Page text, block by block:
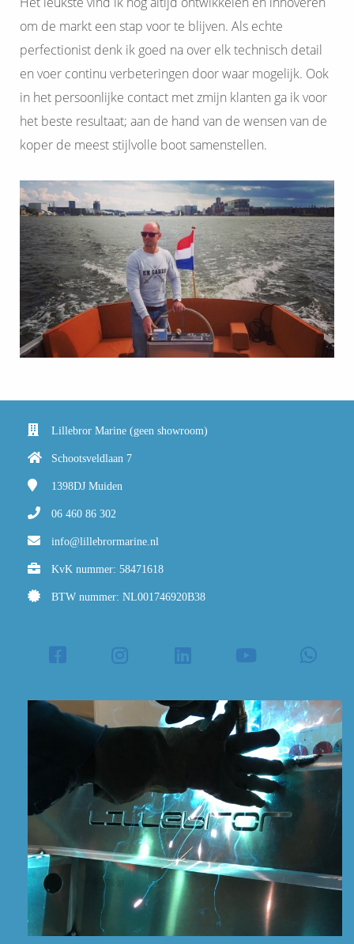
om de markt een stap voor te blijven. Als echte
perfectionist denk ik goed na over elk technisch detail
en voer continu verbeteringen door waar mogelijk. Ook
in het persoonlijke contact met zmijn klanten ga ik voor
het beste resultaat; aan de hand van de wensen van de
koper de meest stijlvolle boot samenstellen.
Lillebror Marine (geen showroom)
Schootsveldlaan 7
1398DJ Muiden
06 460 86 302
info@lillebrormarine.nl
KvK nummer: 58471618
BTW nummer: NL001746920B38